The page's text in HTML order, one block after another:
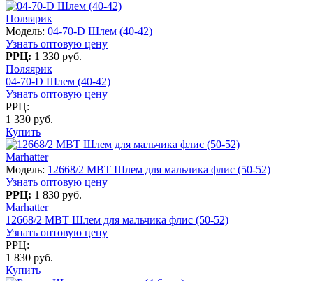
Поляярик
Модель: 04-70-D Шлем (40-42)
Узнать оптовую цену
РРЦ: 1 330 руб.
Поляярик
04-70-D Шлем (40-42)
Узнать оптовую цену
РРЦ:
1 330 руб.
Купить
Marhatter
Модель: 12668/2 MBT Шлем для мальчика флис (50-52)
Узнать оптовую цену
РРЦ: 1 830 руб.
Marhatter
12668/2 MBT Шлем для мальчика флис (50-52)
Узнать оптовую цену
РРЦ:
1 830 руб.
Купить